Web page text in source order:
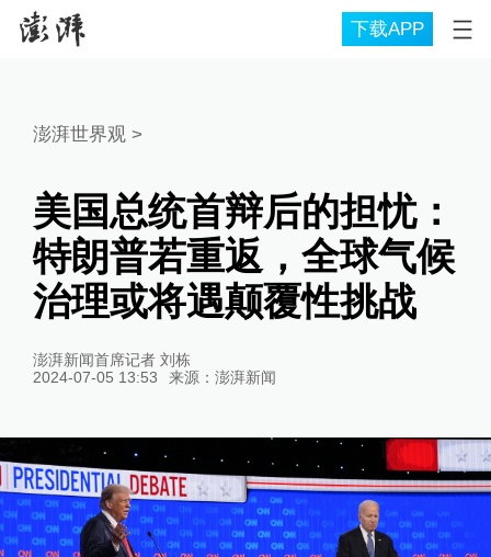
下载APP
澎湃世界观>
美国总统首辩后的担忧：
特朗普若重返，全球气候
治理或将遇颠覆性挑战
澎湃新闻首席记者 刘栋
2024-07-05 13:53
来源： 澎湃新闻